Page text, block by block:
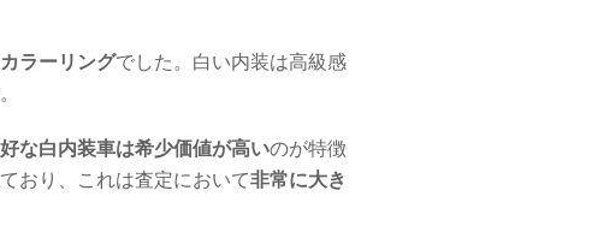
ラーリングでした。白い内装は高級感
な白内装車は希少価値が高いのが特徴
おり、これは査定において非常に大き